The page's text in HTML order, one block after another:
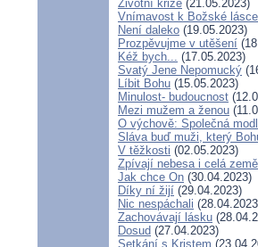
Životní krize (21.05.2023)
Vnímavost k Božské
Není daleko (19.05.2023)
Prozpěvujme v utěšení
Kéž bych... (17.05.2023)
Svatý Jene Nepomucký
Líbit Bohu (15.05.2023)
Minulost- budoucnost
Mezi mužem a ženou
O výchově: Společná
Sláva buď muži, který
V těžkosti (02.05.2023)
Zpívají nebesa i celá země
Jak chce On (30.04.2023)
Díky ní žijí (29.04.2023)
Nic nespáchali
Zachovávají lásku
Dosud (27.04.2023)
Setkání s Kristem